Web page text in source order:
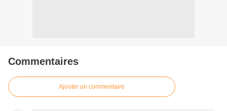
Commentaires
Ajouter un commentaire